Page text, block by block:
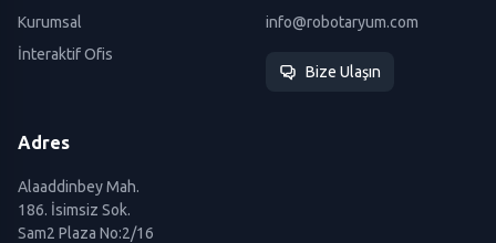
Kurumsal
İnteraktif Ofis
info@robotaryum.com
Bize Ulaşın
Adres
Alaaddinbey Mah.
186. İsimsiz Sok.
Sam2 Plaza No:2/16